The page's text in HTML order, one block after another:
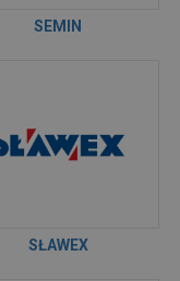
SEMIN
SŁAWEX